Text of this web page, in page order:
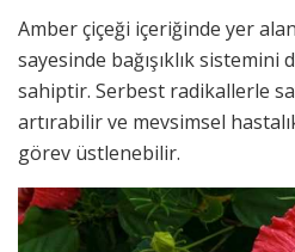
Amber çiçeği içeriğinde yer
sayesinde bağışıklık sistemini
sahiptir. Serbest radikallerle
artırabilir ve mevsimsel
görev üstlenebilir.